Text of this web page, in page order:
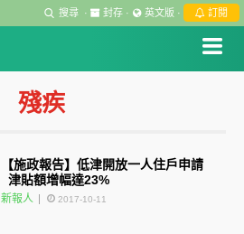
搜尋 · 封存 · 英文版 · 訂閱
殘疾
【施政報告】低津開放一人住戶申請
津貼額增幅達23%
新報人 2017-10-11